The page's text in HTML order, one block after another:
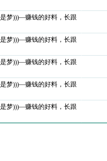
是梦)))—赚钱的好料，长跟
是梦)))—赚钱的好料，长跟
是梦)))—赚钱的好料，长跟
是梦)))—赚钱的好料，长跟
是梦)))—赚钱的好料，长跟